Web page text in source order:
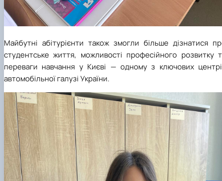
Майбутні абітурієнти також змогли більше дізнатися
студентське життя, можливості професійного розвитку
переваги навчання у Києві — одному з ключових
автомобільної галузі України.